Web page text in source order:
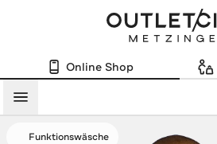
Online Shop
Menü
Funktionswäsche